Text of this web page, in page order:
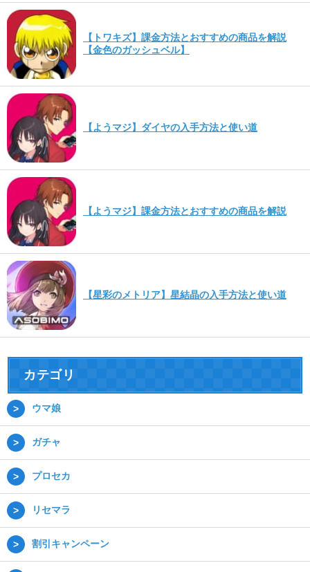
【トワキズ】課金方法とおすすめの商品を解説
【金色のガッシュベル】
【ようマジ】ダイヤの入手方法と使い道
【ようマジ】課金方法とおすすめの商品を解説
【星彩のメトリア】星結晶の入手方法と使い道
カテゴリ
ウマ娘
ガチャ
プロセカ
リセマラ
割引キャンペーン